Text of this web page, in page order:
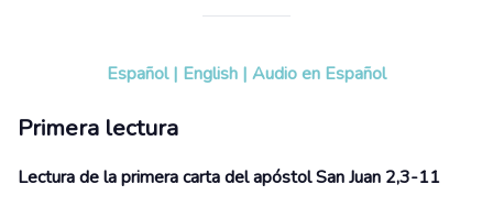
Español | English | Audio en Español
Primera lectura
Lectura de la primera carta del apóstol San Juan 2,3-11